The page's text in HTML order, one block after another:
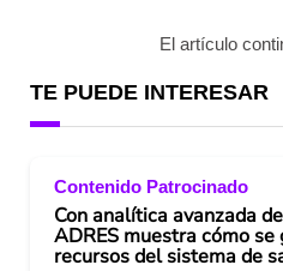
El artículo
TE PUEDE INTERESAR
Contenido Patrocinado
Con analítica avanzada
ADRES muestra cómo
recursos del sistema de